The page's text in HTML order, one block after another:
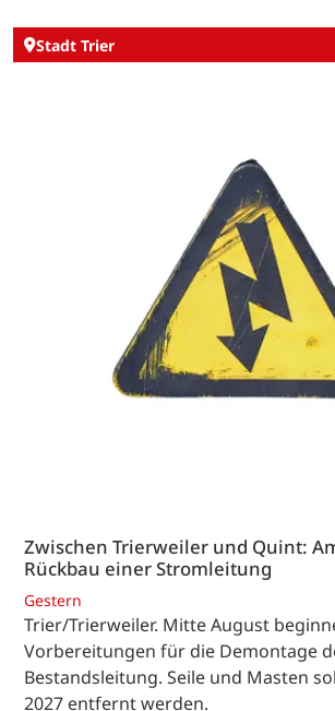
Stadt Trier
Zwischen Trierweiler und Quint:
Rückbau einer Stromleitung
Gestern
Trier/Trierweiler. Mitte August
Vorbereitungen für die Demontage
Bestandsleitung. Seile und Masten
2027 entfernt werden.